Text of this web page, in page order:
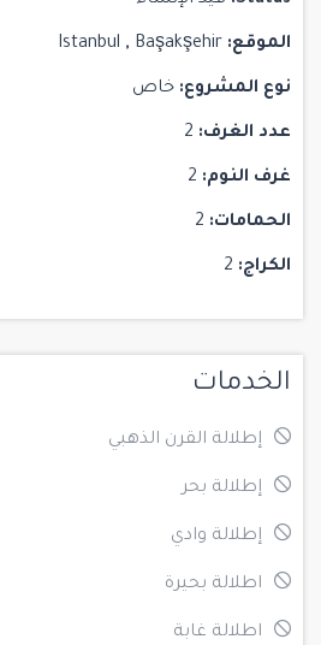
الموقع: Istanbul , Başakşehir
نوع المشروع: خاص
عدد الغرف:
غرف النوم:
الحمامات:
الكراج:
الخدمات
إطلالة القرن الذهبي
إطلالة بحر
إطلالة وادي
اطلالة بحيرة
اطلالة غابة